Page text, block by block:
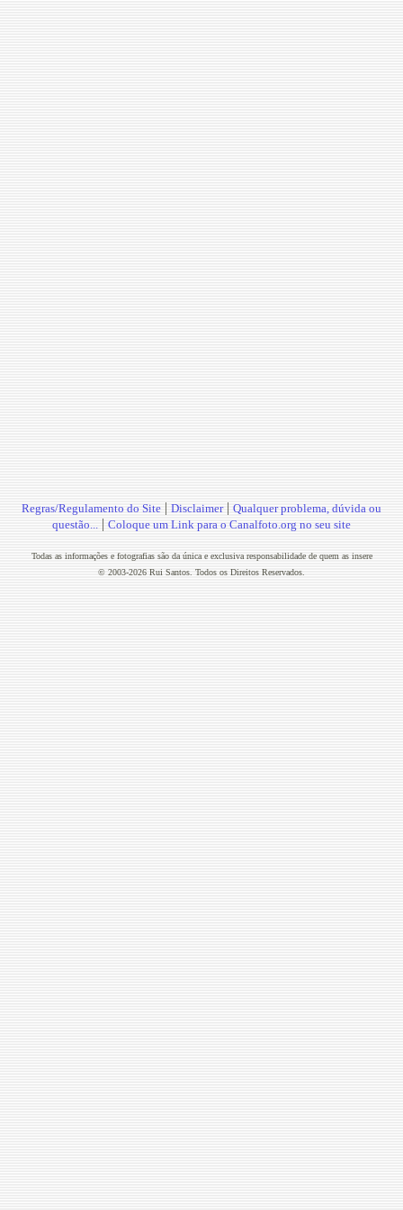
Regras/Regulamento do Site | Disclaimer| Qualquer problema, dúvida ou
questão... | Coloque um Link para o Canalfoto.org no seu site
Todas as informações e fotografias são da única e exclusiva responsabilidade de quem as insere
© 2003-2026 Rui Santos. Todos os Direitos Reservados.